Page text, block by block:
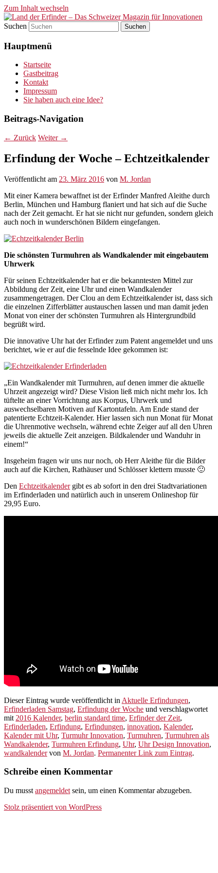
Zum Inhalt wechseln
Land der Erfinder – Das
Schweizer Magazin für
Innovationen
Suchen
Hauptmenü
Startseite
Gastbeitrag
Kontakt
Impressum
Sie haben auch eine Idee?
Beitrags-Navigation
← Zurück Weiter →
Erfindung der Woche – Echtzeitkalender
Veröffentlicht am 23. März 2016 von M. Jordan
Mit einer Kamera bewaffnet ist der Erfinder Manfred Aleithe durch
Berlin, München und Hamburg flaniert und hat sich auf die Suche
nach der Zeit gemacht. Er hat sie nicht nur gefunden, sondern gleich
auch noch in wunderschönen Bildern eingefangen.
Die schönsten Turmuhren als Wandkalender mit eingebautem
Uhrwerk
Für seinen Echtzeitkalender hat er die bekanntesten Mittel zur
Abbildung der Zeit, eine Uhr und einen Wandkalender
zusammengetragen. Der Clou an dem Echtzeitkalender ist, dass sich
die einzelnen Zifferblätter austauschen lassen und man damit jeden
Monat von einer der schönsten Turmuhren als Hintergrundbild
begrüßt wird.
Die innovative Uhr hat der Erfinder zum Patent angemeldet und uns
berichtet, wie er auf die fesselnde Idee gekommen ist:
„Ein Wandkalender mit Turmuhren, auf denen immer die aktuelle
Uhrzeit angezeigt wird? Diese Vision ließ mich nicht mehr los. Ich
tüftelte an einer Vorrichtung aus Korpus, Uhrwerk und
auswechselbaren Motiven auf Kartontafeln. Am Ende stand der
patentierte Echtzeit-Kalender. Hier lassen sich nun Monat für Monat
die Uhrenmotive wechseln, während echte Zeiger auf all den Uhren
jeweils die aktuelle Zeit anzeigen. Bildkalender und Wanduhr in
einem!“
Insgeheim fragen wir uns nur noch, ob Herr Aleithe für die Bilder
auch auf die Kirchen, Rathäuser und Schlösser klettern musste 🙂
Den Echtzeitkalendergibt es ab sofort in den drei Stadtvariationen
im Erfinderladen und natürlich auch in unserem Onlineshop für
29,95 Euro.
Dieser Eintrag wurde veröffentlicht in Aktuelle Erfindungen,
Erfinderladen Samstag, Erfindung der Woche und verschlagwortet
mit 2016 Kalender, berlin standard time, Erfinder der Zeit,
Erfinderladen, Erfindung, Erfindungen, innovation, Kalender,
Kalender mit Uhr, Turmuhr Innovation, Turmuhren, Turmuhren als
Wandkalender, Turmuhren Erfindung, Uhr, Uhr Design Innovation,
wandkalendervon M. Jordan. Permanenter Link zum Eintrag.
Schreibe einen Kommentar
Du musst angemeldet sein, um einen Kommentar abzugeben.
Stolz präsentiert von WordPress